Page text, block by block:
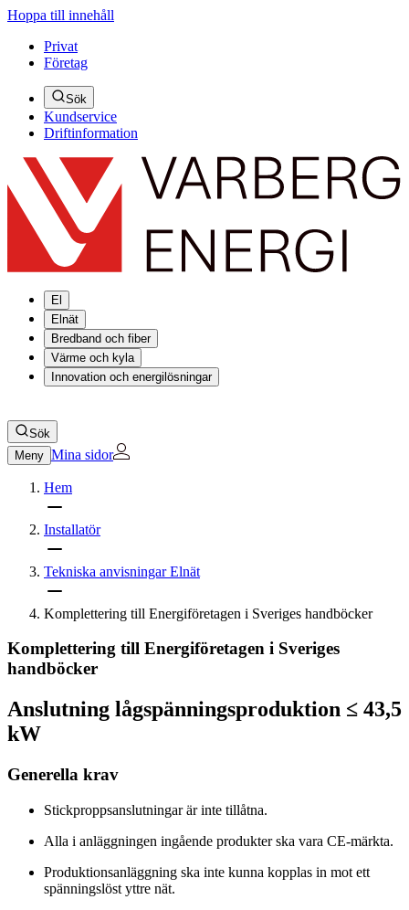
Hoppa till innehåll
Privat
Företag
Sök
Kundservice
Driftinformation
El
Elnät
Bredband och fiber
Värme och kyla
Innovation och energilösningar
Sök
Meny Mina sidor
Hem
Installatör
Tekniska anvisningar Elnät
Komplettering till Energiföretagen i Sveriges handböcker
Komplettering till Energiföretagen i Sveriges
handböcker
Anslutning lågspänningsproduktion ≤ 43,5
kW
Generella krav
Stickproppsanslutningar är inte tillåtna.
Alla i anläggningen ingående produkter ska vara CE-märkta.
Produktionsanläggning ska inte kunna kopplas in mot ett
spänningslöst yttre nät.